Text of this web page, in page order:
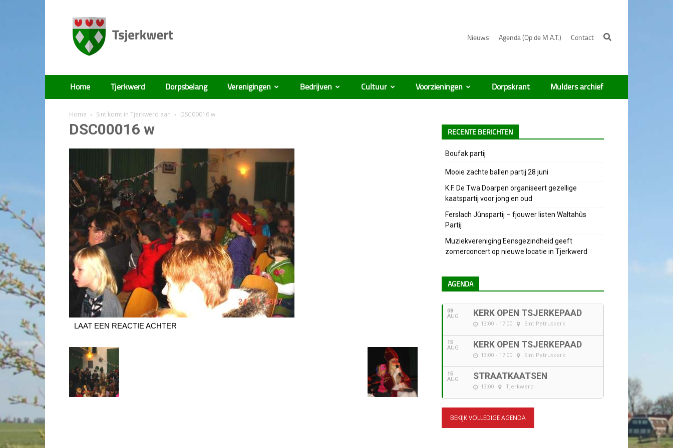
Nieuws Agenda (Op de M.A.T.) Contact
Tsjerkwert
Home Tjerkwerd Dorpsbelang Verenigingen Bedrijven Cultuur Voorzieningen Dorpskrant Mulders archief
Home Sint komt in Tjerkwerd aan DSC00016 w
DSC00016 w
LAAT EEN REACTIE ACHTER
RECENTE BERICHTEN
Boufak partij
Mooie zachte ballen partij 28 juni
K.F. De Twa Doarpen organiseert gezellige
kaatspartij voor jong en oud
Ferslach Jûnspartij – fjouwer listen Waltahûs
Partij
Muziekvereniging Eensgezindheid geeft
zomerconcert op nieuwe locatie in Tjerkwerd
AGENDA
08
AUG KERK OPEN TSJERKEPAAD
13:00 - 17:00 Sint Petruskerk
15
AUG KERK OPEN TSJERKEPAAD
13:00 - 17:00 Sint Petruskerk
15
AUG STRAATKAATSEN
13:00 Tjerkwerd
BEKIJK VOLLEDIGE AGENDA